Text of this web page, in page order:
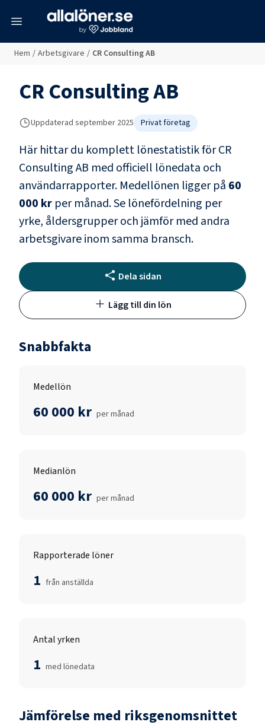
Hem / Arbetsgivare / CR Consulting AB
CR Consulting AB
Uppdaterad september 2025 Privat företag
Här hittar du komplett lönestatistik förCR
Consulting AB med officiell lönedata och
användarrapporter. Medellönen ligger på 60
000 kr per månad.Se lönefördelning per
yrke, åldersgrupper och jämför med andra
arbetsgivare inom samma bransch.
Dela sidan
Lägg till din lön
Snabbfakta
Medellön
60 000 kr per månad
Medianlön
60 000 kr per månad
Rapporterade löner
1 från anställda
Antal yrken
1 med lönedata
Jämförelse med riksgenomsnittet